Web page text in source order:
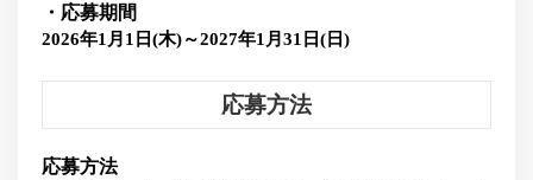
・応募期間
2026年1月1日(木)～2027年1月31日(日)
応募方法
応募方法